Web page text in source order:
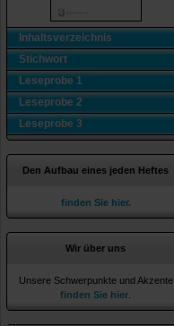
Inhaltsverzeichnis
Stichwort
Leseprobe 1
Leseprobe 2
Leseprobe 3
Den Aufbau eines jeden Heftes
finden Sie hier.
Wir über uns
Unsere Schwerpunkte und Akzente
finden Sie hier